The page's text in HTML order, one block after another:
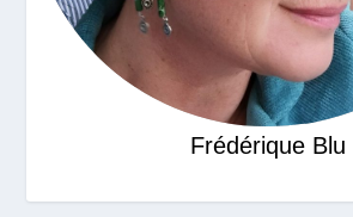
Frédérique Blu